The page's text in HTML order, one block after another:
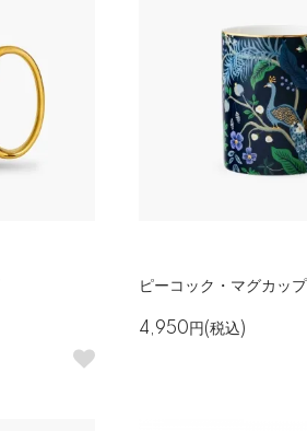
ピーコック・マグカップ
4,950円(税込)